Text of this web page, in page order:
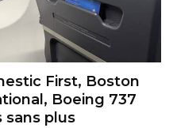
First, Boston
Boeing 737
sans plus